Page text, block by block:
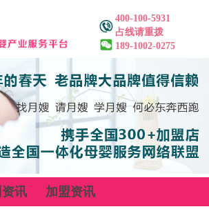
400-100-5931
占线请重拨
189-1002-0275
讯 加盟资讯